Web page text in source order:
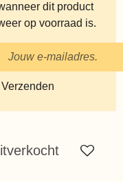
dit product
op voorraad is.
Verzenden